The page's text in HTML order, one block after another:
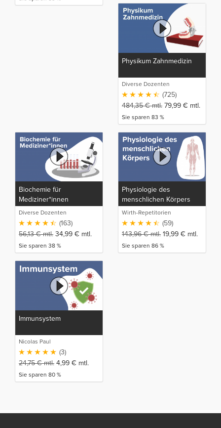
Physikum Zahnmedizin
Diverse Dozenten
(725)
484,35€mtl. 79,99 € mtl.
Sie sparen 83 %
Biochemie für
Mediziner*innen
Diverse Dozenten
(163)
56,13€mtl. 34,99 € mtl.
Sie sparen 38 %
Physiologie des
menschlichen Körpers
Wirth-Repetitorien
(59)
143,96€mtl. 19,99 € mtl.
Sie sparen 86 %
Immunsystem
Nicolas Paul
(3)
24,75€mtl. 4,99 € mtl.
Sie sparen 80 %